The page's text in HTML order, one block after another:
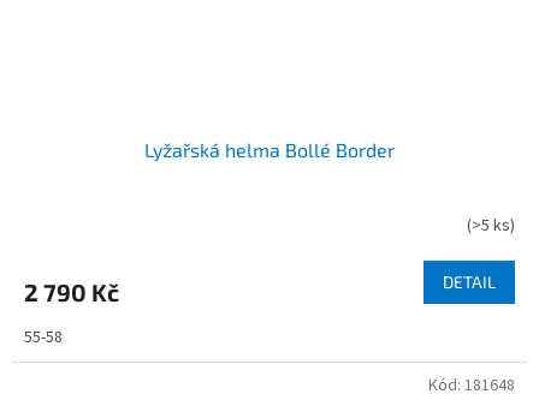
Lyžařská helma Bollé Border
(>5 ks)
2 790 Kč DETAIL
55-58
Kód: 181648